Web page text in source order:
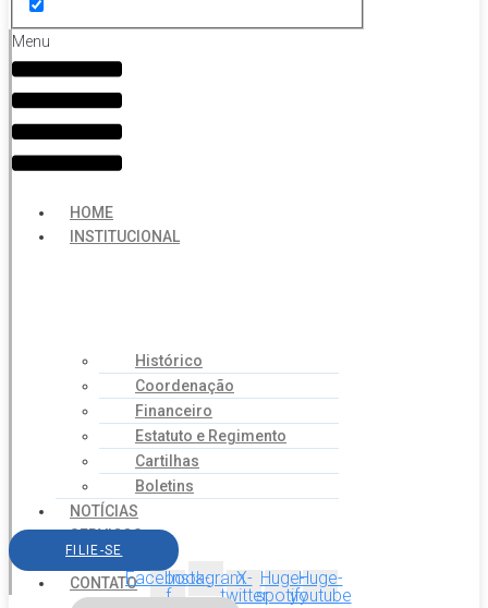
Menu
HOME
INSTITUCIONAL
Histórico
Coordenação
Financeiro
Estatuto e Regimento
Cartilhas
Boletins
NOTÍCIAS
SERVIÇOS
AGENDA
CONTATO
FILIE-SE
Facebook-
f
InstagramX-
twitter
Huge-
spotify
Huge-
youtube